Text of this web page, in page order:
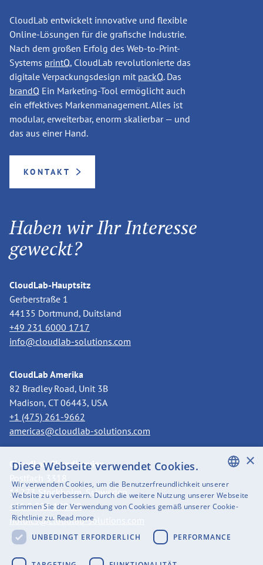
CloudLab entwickelt innovative und flexible
Online-Lösungen für die grafische Industrie.
Nach dem großen Erfolg des Web-to-Print-
Systems printQ, CloudLab revolutionierte das
digitale Verpackungsdesign mit packQ. Das
brandQ Ein Marketing-Tool ermöglicht auch
ein effektives Markenmanagement. Alles ist
modular, erweiterbar, enorm skalierbar — und
das aus einer Hand.
KONTAKT
Haben wir Ihr Interesse
geweckt?
CloudLab-Hauptsitz
Gerberstraße 1
44135 Dortmund, Duitsland
+49 231 6000 1717
info@cloudlab-solutions.com
CloudLab Amerika
82 Bradley Road, Unit 3B
Madison, CT 06443, USA
+1 (475) 261-9662
americas@cloudlab-solutions.com
CloudLab Skandinavien
11273 Stockholm, Schweden
+46 8 525 199 50
nordics@cloudlab-solutions.com
ENGLISH
SWEDISH
×
Diese Webseite verwendet Cookies.
Wir verwenden Cookies, um die Benutzerfreundlichkeit unserer
Website zu verbessern. Durch die weitere Nutzung unserer Webseite
stimmen Sie der Verwendung von Cookies gemäß unserer Cookie-
Richtlinie zu. Read more
UNBEDINGT ERFORDERLICH
PERFORMANCE